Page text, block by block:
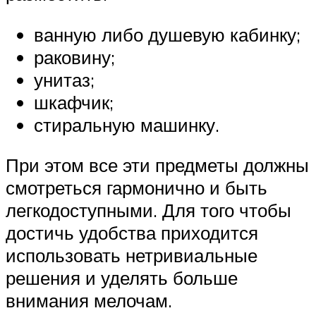
ванную либо душевую кабинку;
раковину;
унитаз;
шкафчик;
стиральную машинку.
При этом все эти предметы должны
смотреться гармонично и быть
легкодоступными. Для того чтобы
достичь удобства приходится
использовать нетривиальные
решения и уделять больше
внимания мелочам.